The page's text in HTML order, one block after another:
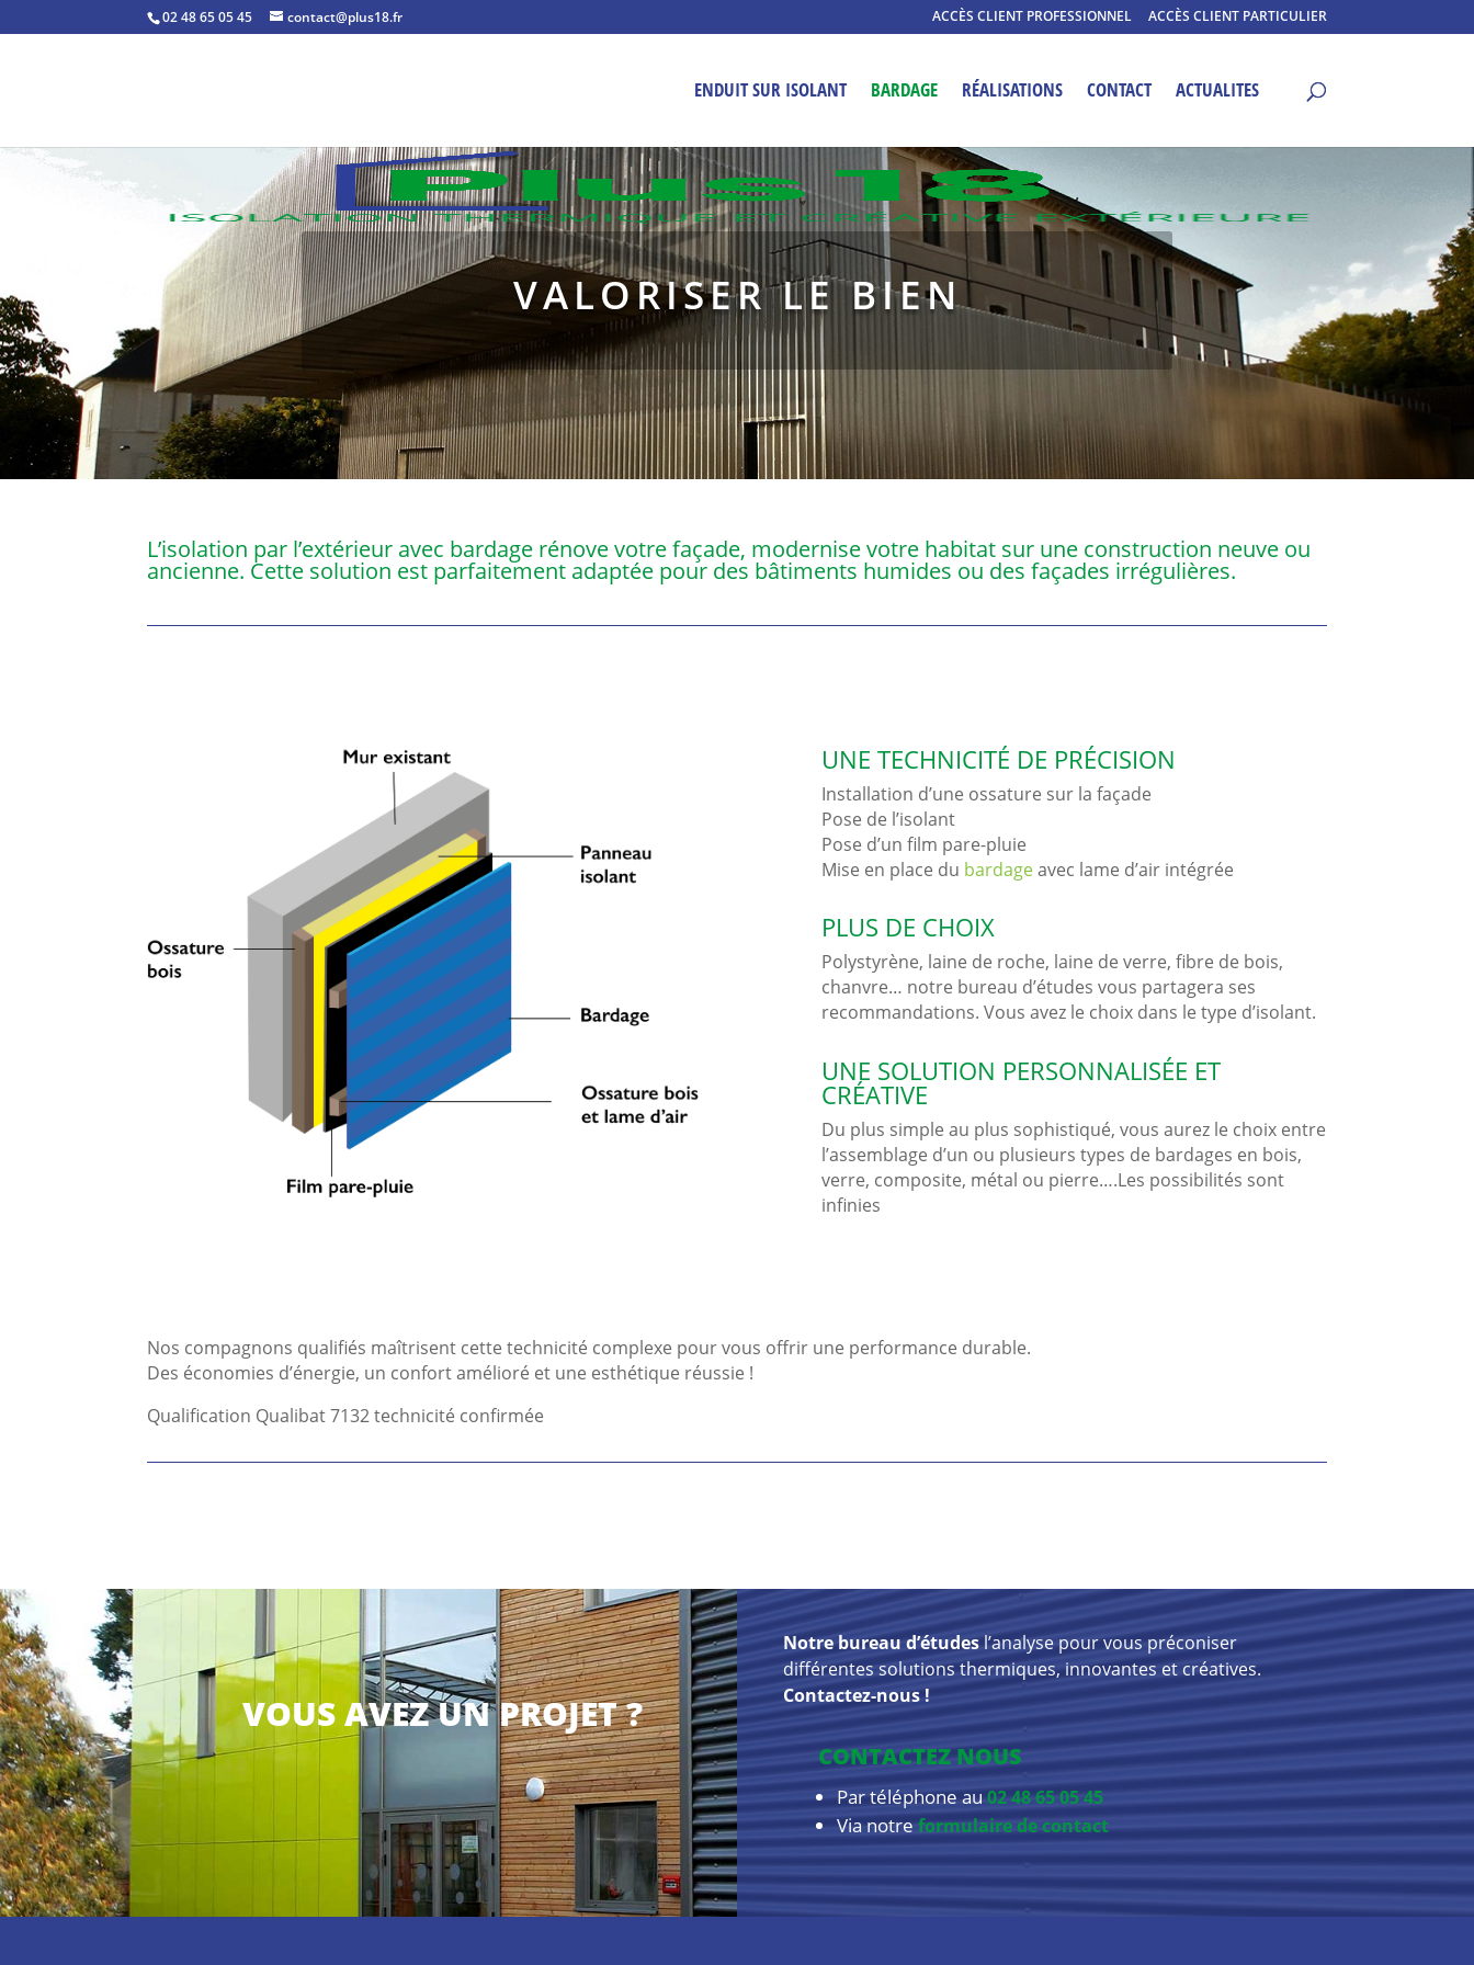
02 48 65 05 45 contact@plus18.fr ACCÈS CLIENT PROFESSIONNEL ACCÈS CLIENT PARTICULIER
ENDUIT SUR ISOLANT BARDAGE RÉALISATIONS CONTACT ACTUALITES
VALORISER LE BIEN
L’isolation par l’extérieur avec bardage rénove votre façade, modernise votre habitat sur une construction neuve ou
ancienne. Cette solution est parfaitement adaptée pour des bâtiments humides ou des façades irrégulières.
UNE TECHNICITÉ DE PRÉCISION
Installation d’une ossature sur la façade
Pose de l’isolant
Pose d’un film pare-pluie
Mise en place du bardageavec lame d’air intégrée
PLUS DE CHOIX
Polystyrène, laine de roche, laine de verre, fibre de bois,
chanvre… notre bureau d’études vous partagera ses
recommandations. Vous avez le choix dans le type d’isolant.
UNE SOLUTION PERSONNALISÉE ET
CRÉATIVE
Du plus simple au plus sophistiqué, vous aurez le choix entre
l’assemblage d’un ou plusieurs types de bardages en bois,
verre, composite, métal ou pierre….Les possibilités sont
infinies
Nos compagnons qualifiés maîtrisent cette technicité complexe pour vous offrir une performance durable.
Des économies d’énergie, un confort amélioré et une esthétique réussie !
Qualification Qualibat 7132 technicité confirmée
VOUS AVEZ UN PROJET ?
Notre bureau d’étudesl’analyse pour vous préconiser
différentes solutions thermiques, innovantes et créatives.
Contactez-nous !
CONTACTEZ NOUS
Par téléphone au02 48 65 05 45
Via notreformulaire de contact